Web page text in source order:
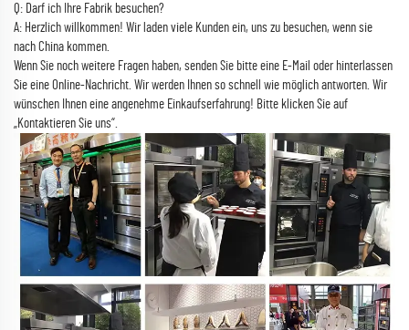
Q: Darf ich Ihre Fabrik besuchen?
A: Herzlich willkommen! Wir laden viele Kunden ein, uns zu besuchen, wenn sie
nach China kommen.
Wenn Sie noch weitere Fragen haben, senden Sie bitte eine E-Mail oder hinterlassen
Sie eine Online-Nachricht. Wir werden Ihnen so schnell wie möglich antworten. Wir
wünschen Ihnen eine angenehme Einkaufserfahrung! Bitte klicken Sie auf
„Kontaktieren Sie uns“.